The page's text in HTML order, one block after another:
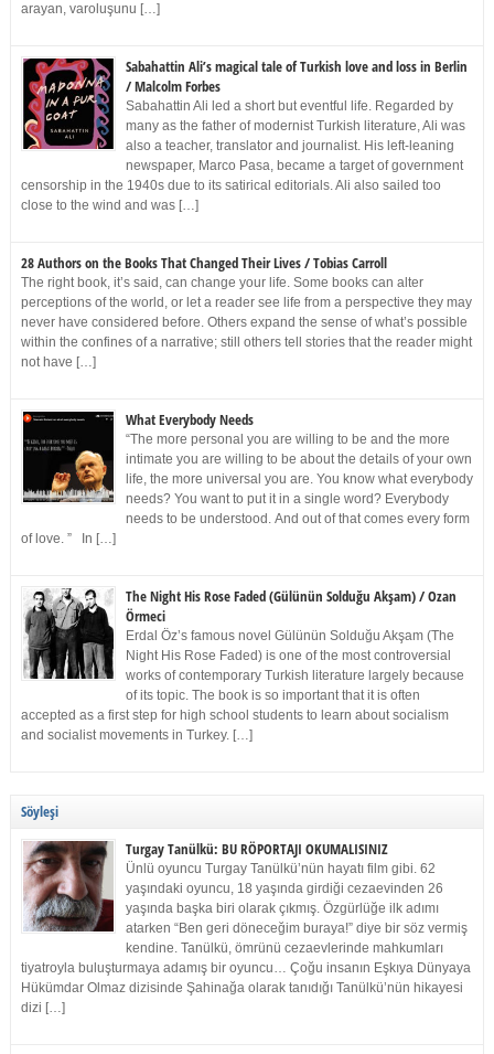
arayan, varoluşunu […]
Sabahattin Ali’s magical tale of Turkish love and loss in Berlin
/ Malcolm Forbes
Sabahattin Ali led a short but eventful life. Regarded by
many as the father of modernist Turkish literature, Ali was
also a teacher, translator and journalist. His left-leaning
newspaper, Marco Pasa, became a target of government
censorship in the 1940s due to its satirical editorials. Ali also sailed too
close to the wind and was […]
28 Authors on the Books That Changed Their Lives / Tobias Carroll
The right book, it’s said, can change your life. Some books can alter
perceptions of the world, or let a reader see life from a perspective they may
never have considered before. Others expand the sense of what’s possible
within the confines of a narrative; still others tell stories that the reader might
not have […]
What Everybody Needs
“The more personal you are willing to be and the more
intimate you are willing to be about the details of your own
life, the more universal you are. You know what everybody
needs? You want to put it in a single word? Everybody
needs to be understood. And out of that comes every form
of love. ” In […]
The Night His Rose Faded (Gülünün Solduğu Akşam) / Ozan
Örmeci
Erdal Öz’s famous novel Gülünün Solduğu Akşam (The
Night His Rose Faded) is one of the most controversial
works of contemporary Turkish literature largely because
of its topic. The book is so important that it is often
accepted as a first step for high school students to learn about socialism
and socialist movements in Turkey. […]
Söyleşi
Turgay Tanülkü: BU RÖPORTAJI OKUMALISINIZ
Ünlü oyuncu Turgay Tanülkü’nün hayatı film gibi. 62
yaşındaki oyuncu, 18 yaşında girdiği cezaevinden 26
yaşında başka biri olarak çıkmış. Özgürlüğe ilk adımı
atarken “Ben geri döneceğim buraya!” diye bir söz vermiş
kendine. Tanülkü, ömrünü cezaevlerinde mahkumları
tiyatroyla buluşturmaya adamış bir oyuncu… Çoğu insanın Eşkıya Dünyaya
Hükümdar Olmaz dizisinde Şahinağa olarak tanıdığı Tanülkü’nün hikayesi
dizi […]